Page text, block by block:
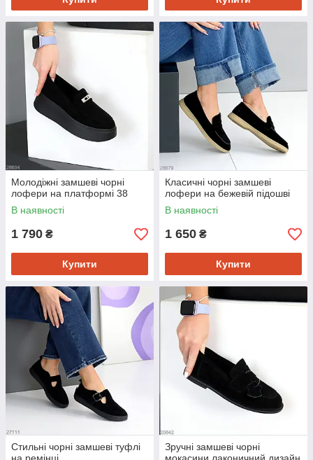
Молодіжні замшеві чорні
лофери на платформі 38
В наявності
1 790 ₴
Купити
Класичні чорні замшеві
лофери на бежевій підошві
В наявності
1 650 ₴
Купити
Стильні чорні замшеві туфлі
Зручні замшеві чорні